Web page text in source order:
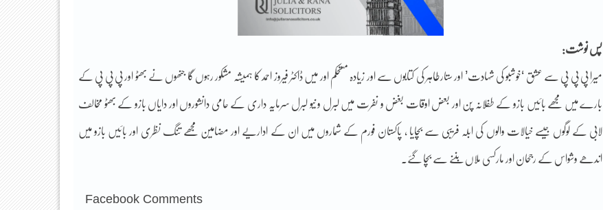
پس نوشت:
میرا پی پی پی سے عشق ‘خوشبو کی شہادت’ اور ستارطاہر کی کتابوں سے اور زیادہ مستحکم اور میں ڈاکٹر فیروز احمد کا ہمیشہ مشکور رہوں گا جنھوں نے بھٹو اور پی پی پی کے
بارے میں مجھے بائیں بازو کے طفلانہ پن اور بعض اوقات بغض و نفرت میں لبرل و نیو لبرل سرمایہ داری کے حامی دانشوروں اور دایاں بازو کے بھٹو مخالف
لابی کے لوگوں جیسے خیالات والوں کی ابلہ فریبی سے بچایا ، پاکستان فورم کے شماروں میں ان کے اداریے اور مضامین مجھے تنگ نظری اور بائیں بازو میں
اندھے وشواس کے رجحان اور مارکسی ملاں بننے سے بچا گئے۔
Facebook Comments